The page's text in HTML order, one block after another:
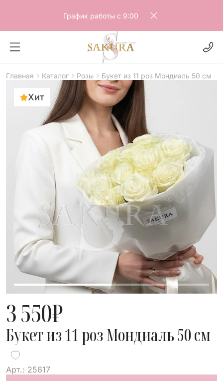
График работы с 9:00
Главная Каталог Розы Букет из 11 роз Мондиаль 50 см
Хит
3 550₽
Букет из 11 роз Мондиаль 50 см
Арт.: 25617